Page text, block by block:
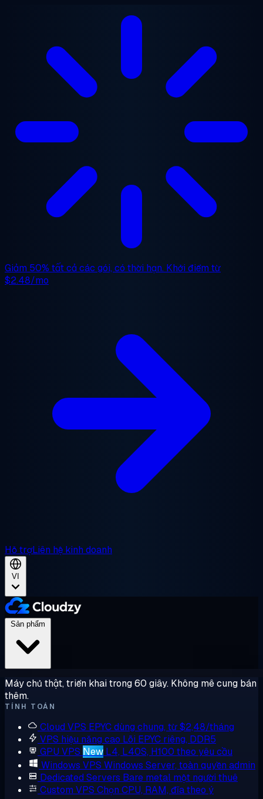
Giảm 50% tất cả các gói, có thời hạn. Khởi điểm từ
$2.48/mo
Hỗ trợLiên hệ kinh doanh
VI
Máy chủ thật, triển khai trong 60 giây. Không mê cung bán
thêm.
TÍNH TOÁN
Cloud VPS EPYC dùng chung, từ $2,48/tháng
VPS hiệu năng cao Lõi EPYC riêng, DDR5
GPU VPS New L4, L40S, H100 theo yêu cầu
Windows VPS Windows Server, toàn quyền admin
Dedicated Servers Bare metal một người thuê
Custom VPS Chọn CPU, RAM, đĩa theo ý